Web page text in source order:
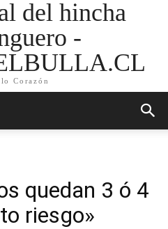
del hincha
-
Corazón
quedan 3 ó 4
riesgo»